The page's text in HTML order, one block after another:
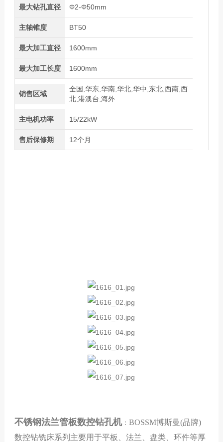
最大钻孔直径 Φ2-Φ50mm
主轴锥度 BT50
最大加工直径 1600mm
最大加工长度 1600mm
销售区域
全国,华东,华南,华北,华中,东北,西南,西
北,港澳台,海外
主电机功率 15/22kW
售后保修期 12个月
不锈钢法兰管板数控钻孔机： BOSSM博斯曼(品牌)
数控钻铣床系列 主要用于平板、法兰、盘类、环件等厚